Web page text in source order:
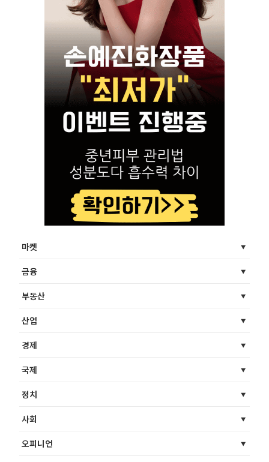
마켓
금융
부동산
산업
경제
국제
정치
사회
오피니언